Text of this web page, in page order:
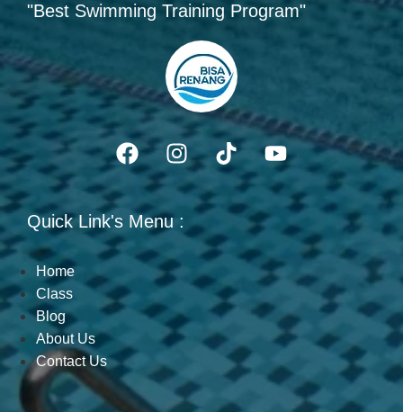
"Best Swimming Training Program"
Quick Link's Menu :
Home
Class
Blog
About Us
Contact Us